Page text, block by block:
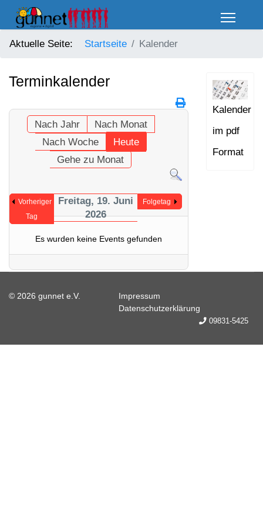
Aktuelle Seite: Startseite Kalender
Terminkalender
Nach Jahr
Nach Monat
Nach Woche
Heute
Gehe zu Monat
Vorheriger
Tag
Freitag, 19. Juni
2026
Folgetag
Es wurden keine Events gefunden
Kalender
im pdf
Format
© 2026 gunnet e.V.
Impressum
Datenschutzerklärung
09831-5425